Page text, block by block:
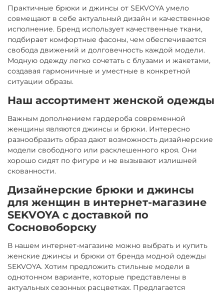
Практичные брюки и джинсы от SEKVOYA умело
совмещают в себе актуальный дизайн и качественное
исполнение. Бренд использует качественные ткани,
подбирает комфортные фасоны, чем обеспечивается
свобода движений и долговечность каждой модели.
Модную одежду легко сочетать с блузами и жакетами,
создавая гармоничные и уместные в конкретной
ситуации образы.
Наш ассортимент женской одежды
Важным дополнением гардероба современной
женщины являются джинсы и брюки. Интересно
разнообразить образ дают возможность дизайнерские
модели свободного или расклешенного кроя. Они
хорошо сидят по фигуре и не вызывают излишней
скованности.
Дизайнерские брюки и джинсы
для женщин в интернет-магазине
SEKVOYA с доставкой по
Сосновоборску
В нашем интернет-магазине можно выбрать и купить
женские джинсы и брюки от бренда модной одежды
SEKVOYA. Хотим предложить стильные модели в
однотонном варианте, которые представлены в
актуальных сезонных расцветках. Предлагается